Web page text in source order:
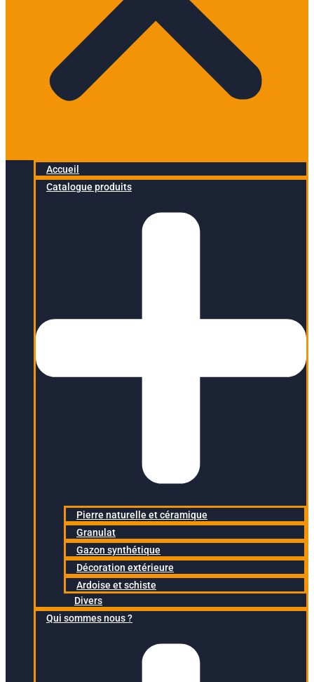
Accueil
Catalogue produits
Pierre naturelle et céramique
Granulat
Gazon synthétique
Décoration extérieure
Ardoise et schiste
Divers
Qui sommes nous ?